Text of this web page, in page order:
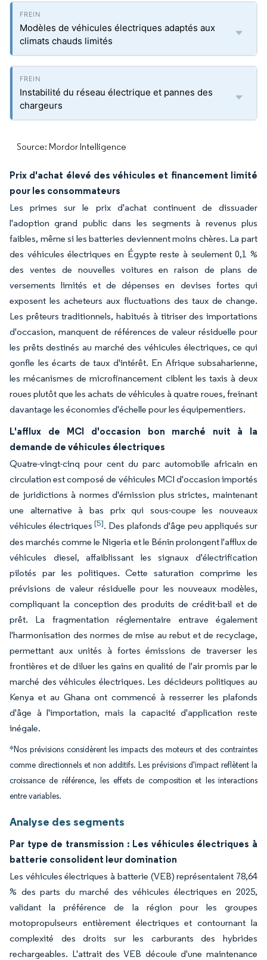
Modèles de véhicules électriques adaptés aux
climats chauds limités
Instabilité du réseau électrique et pannes des
chargeurs
Source: Mordor Intelligence
Prix d'achat élevé des véhicules et financement limité
pour les consommateurs
Les primes sur le prix d'achat continuent de dissuader
l'adoption grand public dans les segments à revenus plus
faibles, même si les batteries deviennent moins chères. La part
des véhicules électriques en Égypte reste à seulement 0,1 %
des ventes de nouvelles voitures en raison de plans de
versements limités et de dépenses en devises fortes qui
exposent les acheteurs aux fluctuations des taux de change.
Les prêteurs traditionnels, habitués à titriser des importations
d'occasion, manquent de références de valeur résiduelle pour
les prêts destinés au marché des véhicules électriques, ce qui
gonfle les écarts de taux d'intérêt. En Afrique subsaharienne,
les mécanismes de microfinancement ciblent les taxis à deux
roues plutôt que les achats de véhicules à quatre roues, freinant
davantage les économies d'échelle pour les équipementiers.
L'afflux de MCI d'occasion bon marché nuit à la
demande de véhicules électriques
Quatre-vingt-cinq pour cent du parc automobile africain en
circulation est composé de véhicules MCI d'occasion importés
de juridictions à normes d'émission plus strictes, maintenant
une alternative à bas prix qui sous-coupe les nouveaux
véhicules électriques[5]. Des plafonds d'âge peu appliqués sur
des marchés comme le Nigeria et le Bénin prolongent l'afflux de
véhicules diesel, affaiblissant les signaux d'électrification
pilotés par les politiques. Cette saturation comprime les
prévisions de valeur résiduelle pour les nouveaux modèles,
compliquant la conception des produits de crédit-bail et de
prêt. La fragmentation réglementaire entrave également
l'harmonisation des normes de mise au rebut et de recyclage,
permettant aux unités à fortes émissions de traverser les
frontières et de diluer les gains en qualité de l'air promis par le
marché des véhicules électriques. Les décideurs politiques au
Kenya et au Ghana ont commencé à resserrer les plafonds
d'âge à l'importation, mais la capacité d'application reste
inégale.
*Nos prévisions considèrent les impacts des moteurs et des contraintes
comme directionnels et non additifs. Les prévisions d'impact reflètent la
croissance de référence, les effets de composition et les interactions
entre variables.
Analyse des segments
Par type de transmission : Les véhicules électriques à
batterie consolident leur domination
Les véhicules électriques à batterie (VEB) représentaient 78,64
% des parts du marché des véhicules électriques en 2025,
validant la préférence de la région pour les groupes
motopropulseurs entièrement électriques et contournant la
complexité des droits sur les carburants des hybrides
rechargeables. L'attrait des VEB découle d'une maintenance